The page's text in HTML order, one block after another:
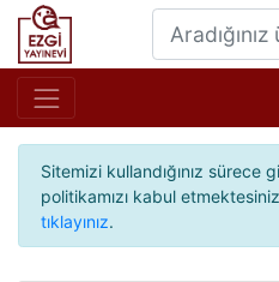
Sitemizi kullandığınız sürece
politikamızı kabul
tıklayınız.